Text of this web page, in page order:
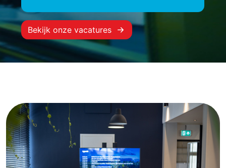
Bekijk onze vacatures